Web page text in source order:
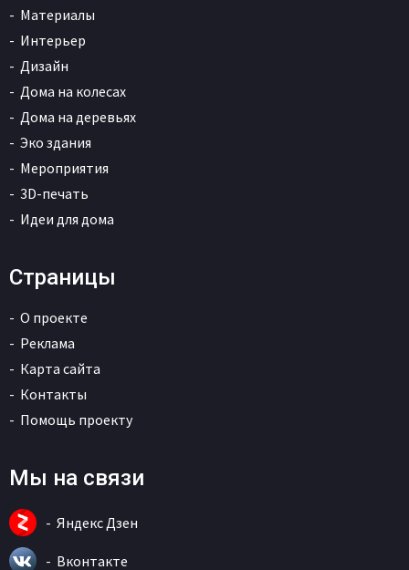
Материалы
Интерьер
Дизайн
Дома на колесах
Дома на деревьях
Эко здания
Мероприятия
3D-печать
Идеи для дома
Страницы
О проекте
Реклама
Карта сайта
Контакты
Помощь проекту
Мы на связи
Яндекс Дзен
Вконтакте